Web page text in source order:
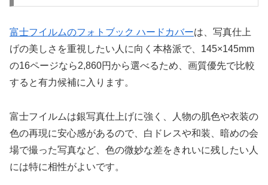
富士フイルムのフォトブック ハードカバーは、写真仕上
げの美しさを重視したい人に向く本格派で、145×145mm
の16ページなら2,860円から選べるため、画質優先で比較
すると有力候補に入ります。
富士フイルムは銀写真仕上げに強く、人物の肌色や衣装の
色の再現に安心感があるので、白ドレスや和装、暗めの会
場で撮った写真など、色の微妙な差をきれいに残したい人
には特に相性がよいです。